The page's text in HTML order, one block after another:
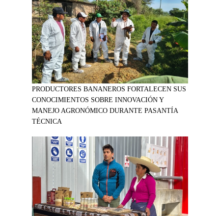
PRODUCTORES BANANEROS FORTALECEN SUS
CONOCIMIENTOS SOBRE INNOVACIÓN Y
MANEJO AGRONÓMICO DURANTE PASANTÍA
TÉCNICA